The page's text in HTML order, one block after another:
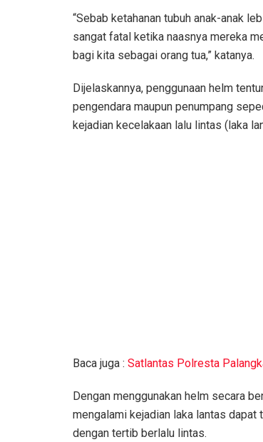
“Sebab ketahanan tubuh anak-anak
sangat fatal ketika naasnya mereka
bagi kita sebagai orang tua,” katanya.
Dijelaskannya, penggunaan helm
pengendara maupun penumpang
kejadian kecelakaan lalu lintas (laka
Baca juga : Satlantas Polresta
Dengan menggunakan helm secara
mengalami kejadian laka lantas
dengan tertib berlalu lintas.